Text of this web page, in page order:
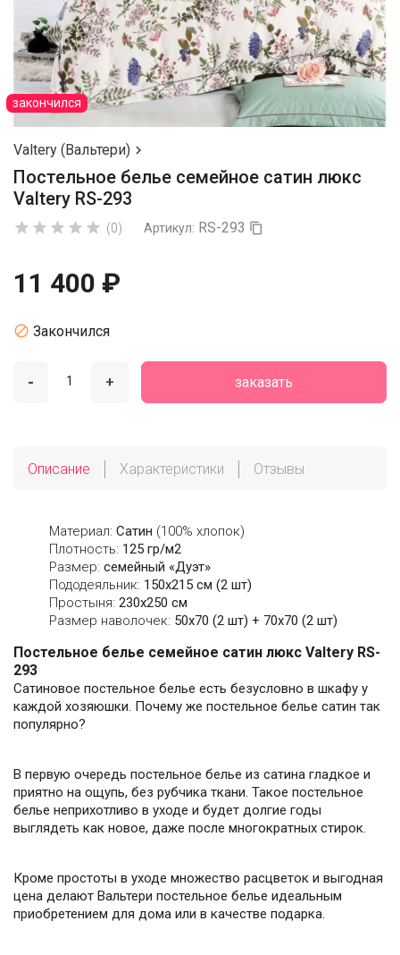
закончился
Valtery (Вальтери) 
Постельное белье семейное сатин люкс
Valtery RS-293
     (0) Артикул: RS-293 
11 400 ₽
 Закончился
- + заказать
Описание Характеристики Отзывы
Материал: Сатин (100% хлопок)
Плотность: 125 гр/м2
Размер: семейный «Дуэт»
Пододеяльник: 150х215 см (2 шт)
Простыня: 230х250 см
Размер наволочек: 50x70 (2 шт) + 70x70 (2 шт)
Постельное белье семейное сатин люкс Valtery RS-
293
Сатиновое постельное белье есть безусловно в шкафу у
каждой хозяюшки. Почему же постельное белье сатин так
популярно?
В первую очередь постельное белье из сатина гладкое и
приятно на ощупь, без рубчика ткани. Такое постельное
белье неприхотливо в уходе и будет долгие годы
выглядеть как новое, даже после многократных стирок.
Кроме простоты в уходе множество расцветок и выгодная
цена делают Вальтери постельное белье идеальным
приобретением для дома или в качестве подарка.